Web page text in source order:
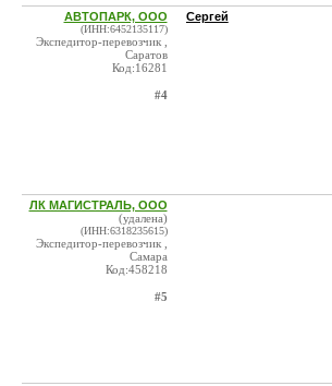
АВТОПАРК, ООО
(ИНН:6452135117)
Экспедитор-перевозчик ,
Саратов
Код:16281
#4
Сергей
ЛК МАГИСТРАЛЬ, ООО
(удалена)
(ИНН:6318235615)
Экспедитор-перевозчик ,
Самара
Код:458218
#5